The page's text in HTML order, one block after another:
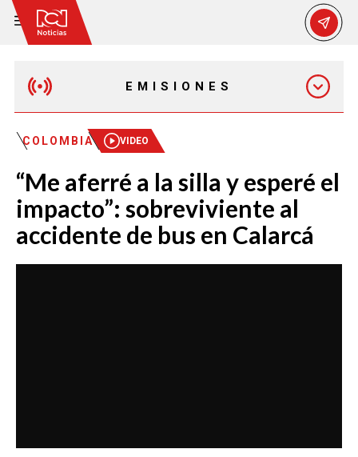
EMISIONES
MAÑANA EXPRESS
EMISIÓN 12:30 PM
EMISIÓN 7:00 PM
COLOMBIA VIDEO
“Me aferré a la silla y esperé el
impacto”: sobreviviente al
accidente de bus en Calarcá